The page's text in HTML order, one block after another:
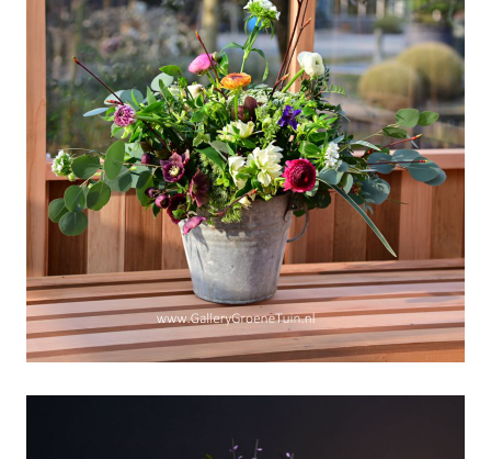
"Voorjaarsworkshops-
online"